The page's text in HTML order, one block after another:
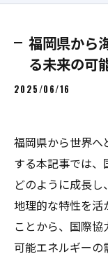
福岡県から
る未来の可
2025/06/16
福岡県から世界へ
する本記事では
どのように成長
地理的な特性を活
ことから、国際
可能エネルギーの